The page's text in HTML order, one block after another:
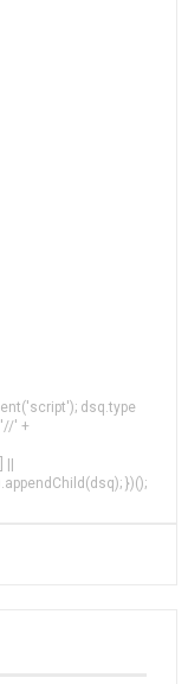
dsq.type
' +
})();